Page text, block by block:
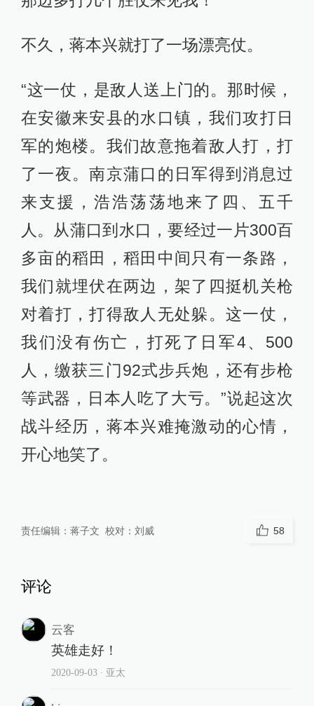
不久，蒋本兴就打了一场漂亮仗。
“这一仗，是敌人送上门的。那时候，
在安徽来安县的水口镇，我们攻打日
军的炮楼。我们故意拖着敌人打，打
了一夜。南京蒲口的日军得到消息过
来支援，浩浩荡荡地来了四、五千
人。从蒲口到水口，要经过一片300百
多亩的稻田，稻田中间只有一条路，
我们就埋伏在两边，架了四挺机关枪
对着打，打得敌人无处躲。这一仗，
我们没有伤亡，打死了日军4、500
人，缴获三门92式步兵炮，还有步枪
等武器，日本人吃了大亏。”说起这次
战斗经历，蒋本兴难掩激动的心情，
开心地笑了。
责任编辑： 蒋子文 校对： 刘威 58
评论
云客
英雄走好！
2020-09-03∙ 亚太